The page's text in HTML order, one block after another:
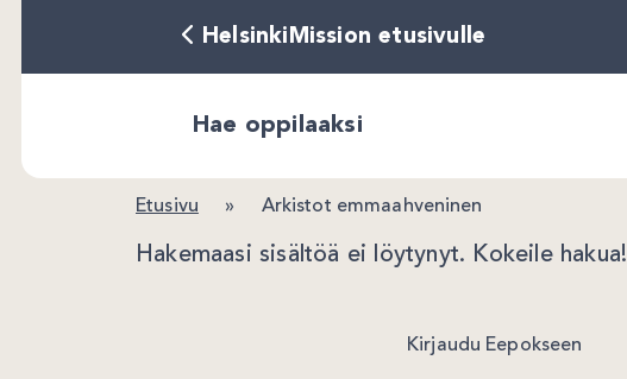
HelsinkiMission etusivulle
Hae oppilaaksi
Etusivu » Arkistot emmaahveninen
Hakemaasi sisältöä ei löytynyt. Kokeile hakua!
Kirjaudu Eepokseen